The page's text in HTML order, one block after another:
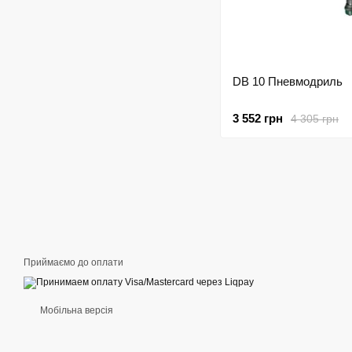
DB 10 Пневмодриль
4 305 грн
3 552 грн
Приймаємо до оплати
Мобільна версія